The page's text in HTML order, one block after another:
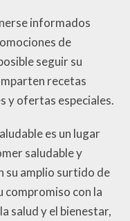
informados
de
seguir su
recetas
y ofertas especiales.
es un lugar
saludable y
su amplio surtido de
compromiso con la
salud y el bienestar,